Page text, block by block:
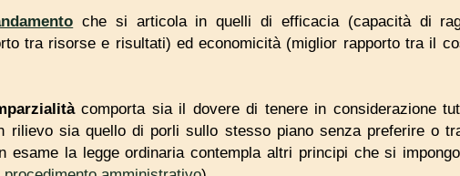
che si articola in quelli di efficacia (capacità di
tra risorse e risultati) ed economicità (miglior rapporto tra il
comporta sia il dovere di tenere in considerazione
rilievo sia quello di porli sullo stesso piano senza preferire o
esame la legge ordinaria contempla altri principi che si